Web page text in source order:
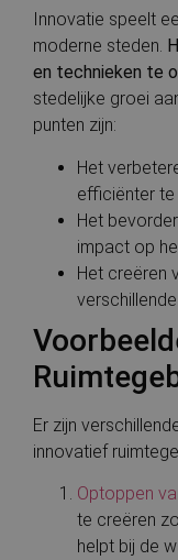
Innovatie speelt
moderne steden.
en technieken te
stedelijke groei
punten zijn:
Het
efficiënter te
Het
impact op
Het creëren
Er zijn
innovatief
Optoppen
te creëren
helpt bij de